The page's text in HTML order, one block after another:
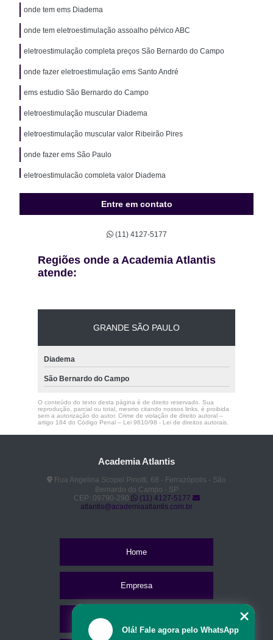
onde tem ems Diadema
onde tem eletroestimulação assoalho pélvico ABC
eletroestimulação completa preços São Bernardo do Campo
onde fazer eletroestimulação ems Santo André
ems estudio São Bernardo do Campo
eletroestimulação muscular Diadema
eletroestimulação muscular valor Ribeirão Pires
onde fazer ems São Paulo
eletroestimulação completa valor Diadema
ems estudio preços São Caetano do Sul
ems estudio valor São Caetano do Sul
onde fazer eletroestimulação muscular Ribeirão Pires
eletroestimulação muscular preços São Bernardo do Campo
eletroestimulação abdominal preços Diadema
eletroestimulação pélvica preços Ribeirão Pires
eletroestimulação pélvica valor São Bernardo do Campo
eletroestimulação assoalho pélvico Mauá
eletroestimulação pélvica Diadema
onde tem eletroestimulação treino Ipiranga
eletroestimulação ems ABC
onde fazer eletroestimulação assoalho pélvico Mauá
ems estudio valor Mauá
onde fazer eletroestimulação abdominal Diadema
onde tem ems studio ABC
ems studio preços Ipiranga
Entre em contato
(11) 4127-5177
Regiões onde a Academia Atlantis
atende:
GRANDE SÃO PAULO
Diadema
São Bernardo do Campo
O conteúdo do texto desta página é de direito reservado. Sua
reprodução, parcial ou total, mesmo citando nossos links, é proibida
sem a autorização do autor. Crime de violação de direito autoral –
artigo 184 do Código Penal – Lei 9610/98 - Lei de direitos autorais.
Academia Atlantis
Rua Angelina Scopel Pinotti, 68 - Ferrazópolis - São
Bernardo do Campo - SP
CEP: 09790-290
(11) 4127-5177
atlantis@academiaatlantis.com.br
Home
Empresa
Olá! Fale agora pelo WhatsApp